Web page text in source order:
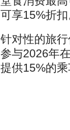
可享15%折
针对性的旅
参与2026年
提供15%的